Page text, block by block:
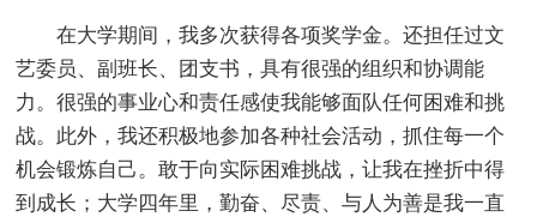
在大学期间，我多次获得各项奖学金。还担任过文
艺委员、副班长、团支书，具有很强的组织和协调能
力。很强的事业心和责任感使我能够面队任何困难和挑
战。此外，我还积极地参加各种社会活动，抓住每一个
机会锻炼自己。敢于向实际困难挑战，让我在挫折中得
到成长；大学四年里，勤奋、尽责、与人为善是我一直